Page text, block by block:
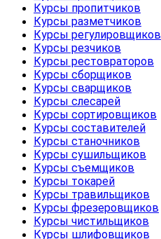
Курсы пропитчиков
Курсы разметчиков
Курсы регулировщиков
Курсы резчиков
Курсы рестовраторов
Курсы сборщиков
Курсы сварщиков
Курсы слесарей
Курсы сортировщиков
Курсы составителей
Курсы станочников
Курсы сушильщиков
Курсы съемщиков
Курсы токарей
Курсы травильщиков
Курсы фрезеровщиков
Курсы чистильщиков
Курсы шлифовщиков